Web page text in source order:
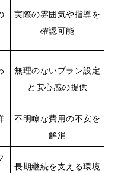
実際の雰囲気や指導を
確認可能
無理のないプラン設定
と安心感の提供
不明瞭な費用の不安を
解消
長期継続を支える環境